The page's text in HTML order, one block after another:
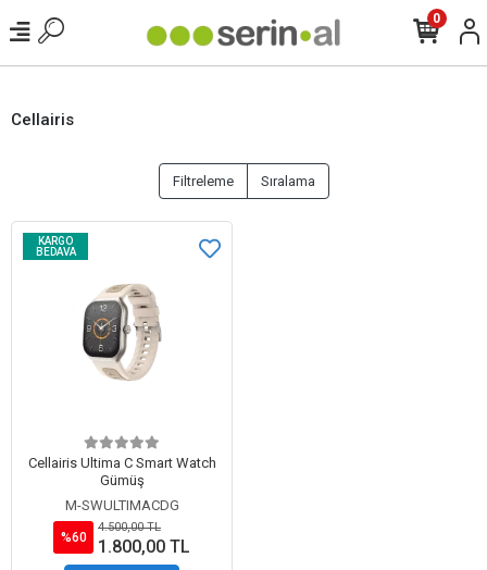
0
Cellairis
Filtreleme Sıralama
KARGO
BEDAVA
Cellairis Ultima C Smart Watch
Gümüş
M-SWULTIMACDG
%60
4.500,00 TL
1.800,00 TL